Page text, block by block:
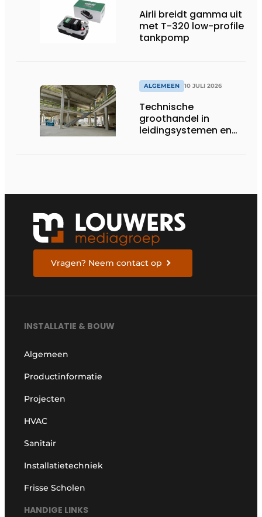
Airli breidt gamma uit
met T-320 low-profile
tankpomp
ALGEMEEN 10 JULI 2026
Technische
groothandel in
leidingsystemen en
Vragen? Neem contact op
INSTALLATIE & BOUW
Algemeen
Productinformatie
Projecten
HVAC
Sanitair
Installatietechniek
Frisse Scholen
HANDIGE LINKS